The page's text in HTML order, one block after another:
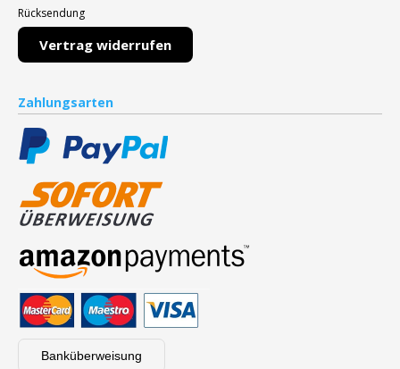
Rücksendung
Vertrag widerrufen
Zahlungsarten
Banküberweisung